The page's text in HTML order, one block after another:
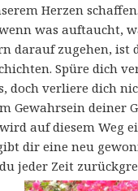
Herzen
was auftaucht,
darauf zugehen, ist
Spüre dich
doch verliere dich
Gewahrsein deiner
auf diesem Weg
dir eine neu
jeder Zeit